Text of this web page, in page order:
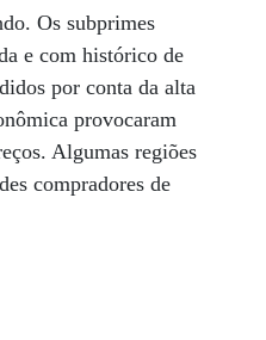
Os subprimes
e com histórico de
por conta da alta
provocaram
Algumas regiões
compradores de